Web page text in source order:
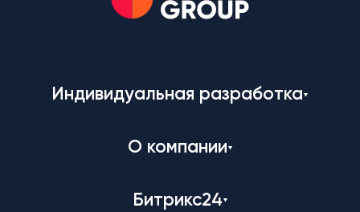
Индивидуальная разработка
О компании
Битрикс24